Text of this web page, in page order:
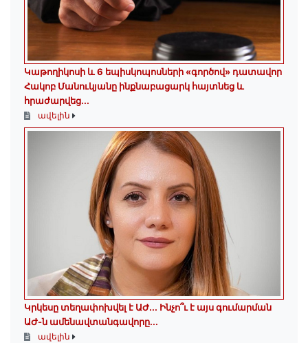
️Կաթողիկոսի և 6 եպիսկոպոսների «գործով» դատավոր
Հակոբ Մանուկյանը ինքնաբացարկ հայտնեց և
հրաժարվեց...
ավելին
Կրկեսը տեղափոխվել է ԱԺ... Ինչո՞ւ է այս գումարման
ԱԺ-ն ամենավտանգավորը...
ավելին